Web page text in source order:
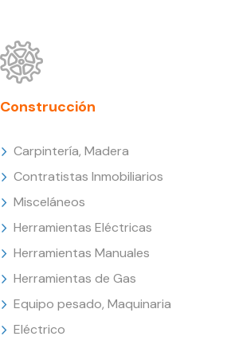
Construcción
Carpintería, Madera
Contratistas Inmobiliarios
Misceláneos
Herramientas Eléctricas
Herramientas Manuales
Herramientas de Gas
Equipo pesado, Maquinaria
Eléctrico